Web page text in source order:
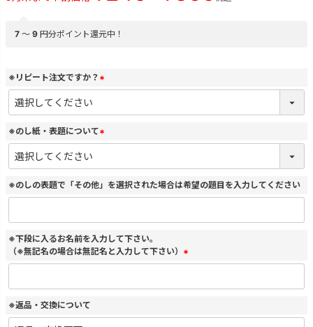
7 〜 9 円分ポイント還元中！
※リピート注文ですか？
(
須
)
※のし紙・表題について
(
須
)
※のしの表題で「その他」を選択された場合は希望の題目を入力してください
※下段に入るお名前を入力して下さい。
（※無記名の場合は無記名と入力して下さい）
(
須
※返品・交換について